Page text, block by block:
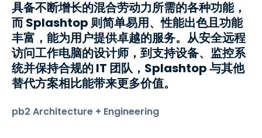
具备不断增长的混合劳动力所需的各种功能，
而 Splashtop 则简单易用、性能出色且功能
丰富，能为用户提供卓越的服务。从安全远程
访问工作电脑的设计师，到支持设备、监控系
统并保持合规的 IT 团队，Splashtop 与其他
替代方案相比能带来更多价值。
pb2 Architecture + Engineering